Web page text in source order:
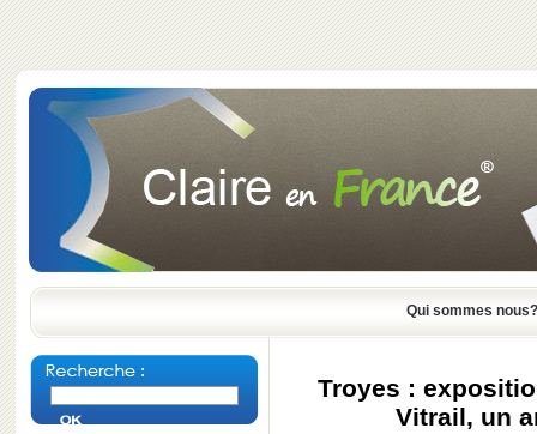
Qui sommes nous?
Troyes :
Vitrail, un